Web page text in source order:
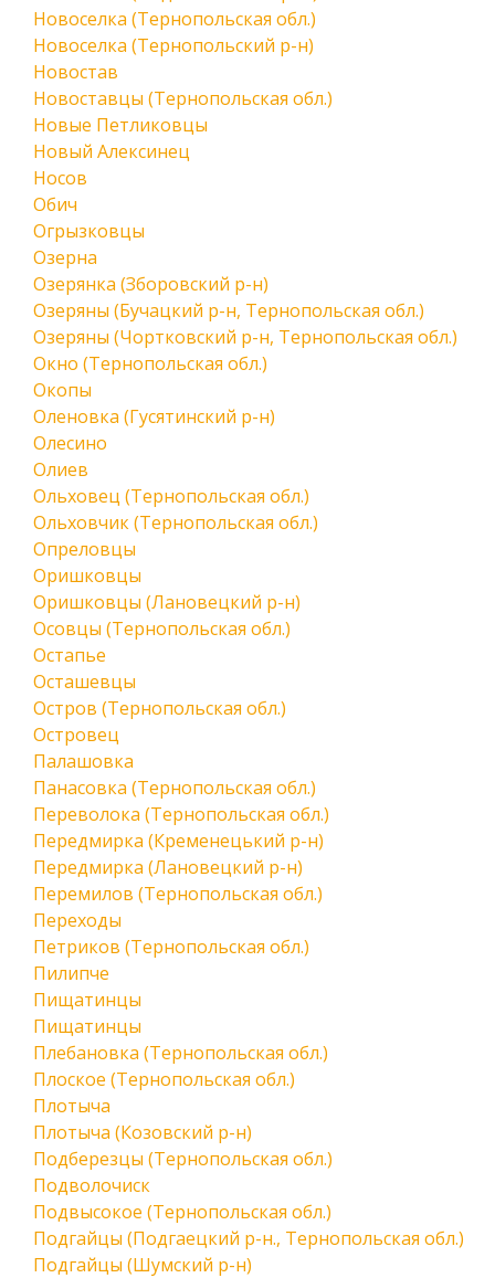
Новоселка (Тернопольская обл.)
Новоселка (Тернопольский р-н)
Новостав
Новоставцы (Тернопольская обл.)
Новые Петликовцы
Новый Алексинец
Носов
Обич
Огрызковцы
Озерна
Озерянка (Зборовский р-н)
Озеряны (Бучацкий р-н, Тернопольская обл.)
Озеряны (Чортковский р-н, Тернопольская обл.)
Окно (Тернопольская обл.)
Окопы
Оленовка (Гусятинский р-н)
Олесино
Олиев
Ольховец (Тернопольская обл.)
Ольховчик (Тернопольская обл.)
Опреловцы
Оришковцы
Оришковцы (Лановецкий р-н)
Осовцы (Тернопольская обл.)
Остапье
Осташевцы
Остров (Тернопольская обл.)
Островец
Палашовка
Панасовка (Тернопольская обл.)
Переволока (Тернопольская обл.)
Передмирка (Кременецький р-н)
Передмирка (Лановецкий р-н)
Перемилов (Тернопольская обл.)
Переходы
Петриков (Тернопольская обл.)
Пилипче
Пищатинцы
Пищатинцы
Плебановка (Тернопольская обл.)
Плоское (Тернопольская обл.)
Плотыча
Плотыча (Козовский р-н)
Подберезцы (Тернопольская обл.)
Подволочиск
Подвысокое (Тернопольская обл.)
Подгайцы (Подгаецкий р-н., Тернопольская обл.)
Подгайцы (Шумский р-н)